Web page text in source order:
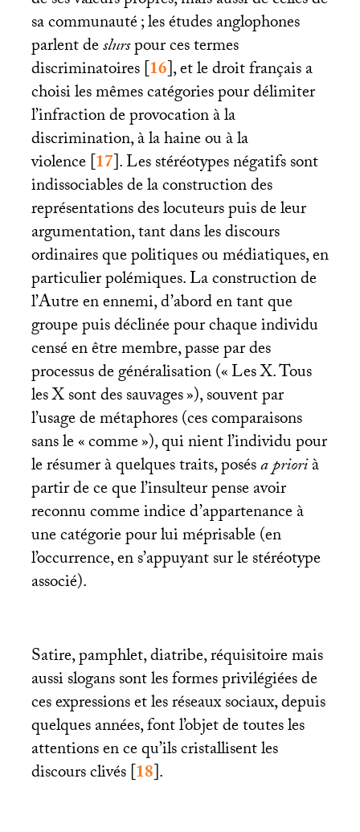
sa communauté; les études anglophones
parlent deslurspour ces termes
discriminatoires[16], et le droit français a
choisi les mêmes catégories pour délimiter
l’infraction de provocation à la
discrimination, à la haine ou à la
violence[17]. Les stéréotypes négatifs sont
indissociables de la construction des
représentations des locuteurs puis de leur
argumentation, tant dans les discours
ordinaires que politiques ou médiatiques, en
particulier polémiques. La construction de
l’Autre en ennemi, d’abord en tant que
groupe puis déclinée pour chaque individu
censé en être membre, passe par des
processus de généralisation («Les X. Tous
les X sont des sauvages»), souvent par
l’usage de métaphores (ces comparaisons
sans le «comme»), qui nient l’individu pour
le résumer à quelques traits, posésa priorià
partir de ce que l’insulteur pense avoir
reconnu comme indice d’appartenance à
une catégorie pour lui méprisable (en
l’occurrence, en s’appuyant sur le stéréotype
associé).
Satire, pamphlet, diatribe, réquisitoire mais
aussi slogans sont les formes privilégiées de
ces expressions et les réseaux sociaux, depuis
quelques années, font l’objet de toutes les
attentions en ce qu’ils cristallisent les
discours clivés[18].